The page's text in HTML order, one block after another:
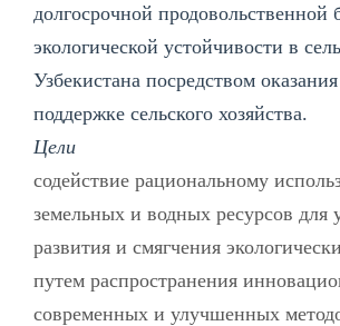
долгосрочной продовольственной
экологической устойчивости в
Узбекистана посредством
поддержке сельского хозяйства.
Цели
содействие рациональному
земельных и водных ресурсов для
развития и смягчения
путем распространения
современных и улучшенных